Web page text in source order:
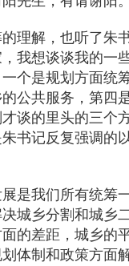
理解，也听了朱
我想谈谈我的一
个是规划方面统
公共服务，第四
谈的里头的三个
书记反复强调的
是我们所有统筹
城乡分割和城乡
的差距，城乡的
体制和政策方面